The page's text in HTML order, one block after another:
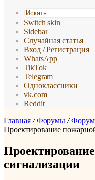
Switch skin
Sidebar
Случайная статья
Вход / Регистрация
WhatsApp
TikTok
Telegram
Одноклассники
vk.com
Reddit
Главная / Форумы / Форум
Проектирование
сигнализации